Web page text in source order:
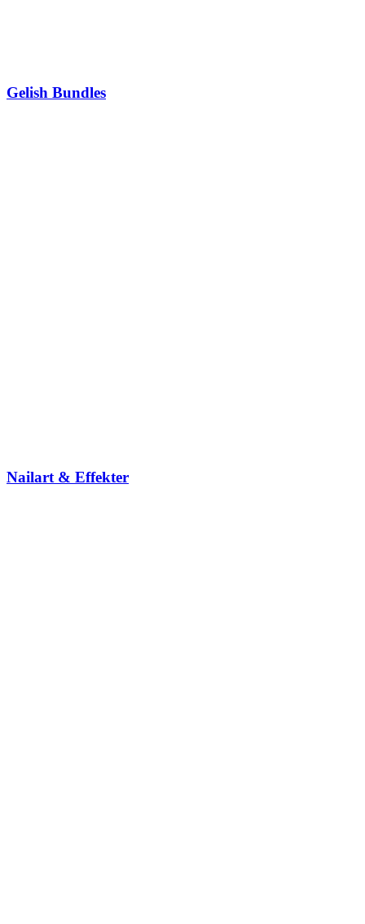
Gelish Bundles
Nailart & Effekter